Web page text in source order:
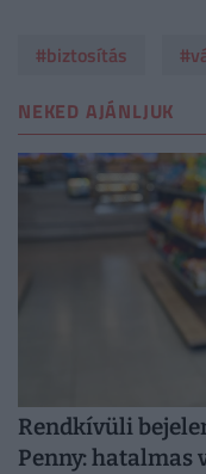
#biztosítás
NEKED AJÁNLJUK
Rendkívüli
Penny: hatalmas